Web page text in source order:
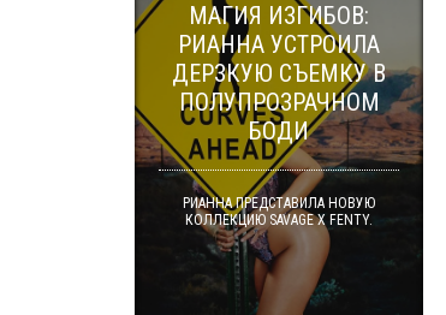
МАГИЯ ИЗГИБОВ:
РИАННА УСТРОИЛА
ДЕРЗКУЮ СЪЕМКУ В
ПОЛУПРОЗРАЧНОМ
БОДИ
РИАННА ПРЕДСТАВИЛА НОВУЮ
КОЛЛЕКЦИЮ SAVAGE X FENTY.